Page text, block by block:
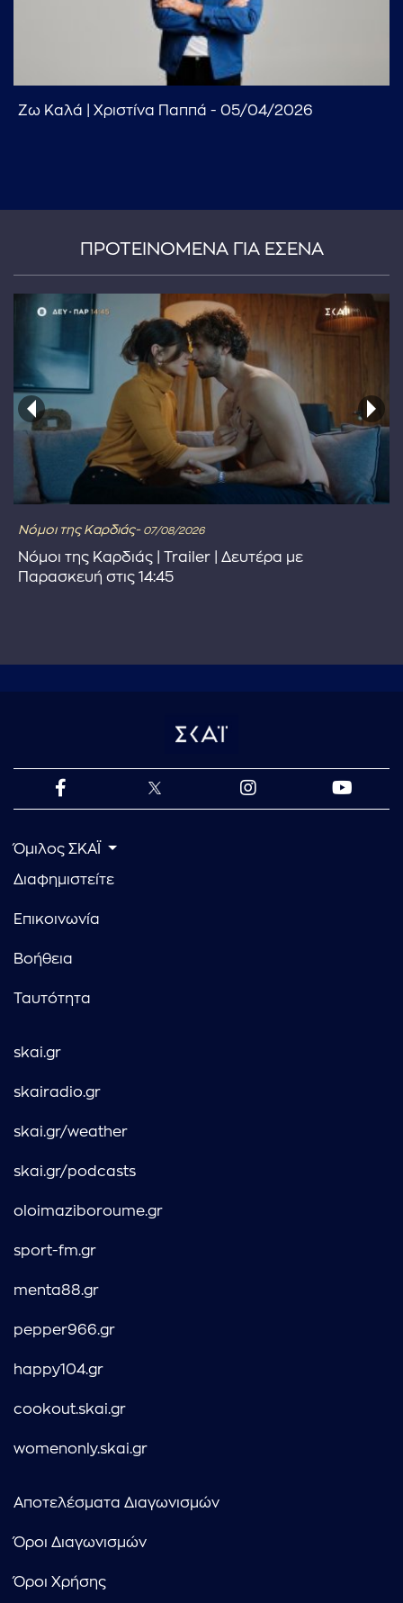
Ζω Καλά | Χριστίνα Παππά - 05/04/2026
ΠΡΟΤΕΙΝΟΜΕΝΑ ΓΙΑ ΕΣΕΝΑ
Νόμοι της Καρδιάς- 07/08/2026
Νόμοι της Καρδιάς | Trailer | Δευτέρα με
Παρασκευή στις 14:45
Όμιλος ΣΚΑΪ
Διαφημιστείτε
Επικοινωνία
Βοήθεια
Ταυτότητα
skai.gr
skairadio.gr
skai.gr/weather
skai.gr/podcasts
oloimaziboroume.gr
sport-fm.gr
menta88.gr
pepper966.gr
happy104.gr
cookout.skai.gr
womenonly.skai.gr
Αποτελέσματα Διαγωνισμών
Όροι Διαγωνισμών
Όροι Χρήσης